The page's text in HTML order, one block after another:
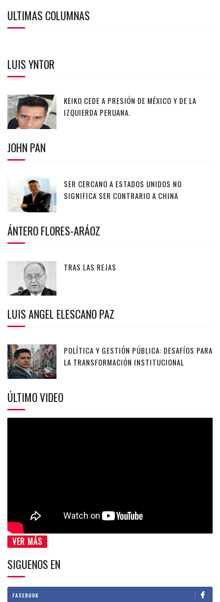
ULTIMAS COLUMNAS
LUIS YNTOR
KEIKO CEDE A PRESIÓN DE MÉXICO Y DE LA
IZQUIERDA PERUANA.
JOHN PAN
SER CERCANO A ESTADOS UNIDOS NO
SIGNIFICA SER CONTRARIO A CHINA
ÁNTERO FLORES-ARÁOZ
TRAS LAS REJAS
LUIS ANGEL ELESCANO PAZ
POLÍTICA Y GESTIÓN PÚBLICA: DESAFÍOS PARA
LA TRANSFORMACIÓN INSTITUCIONAL
ÚLTIMO VIDEO
VER MÁS
SIGUENOS EN
FACEBOOK